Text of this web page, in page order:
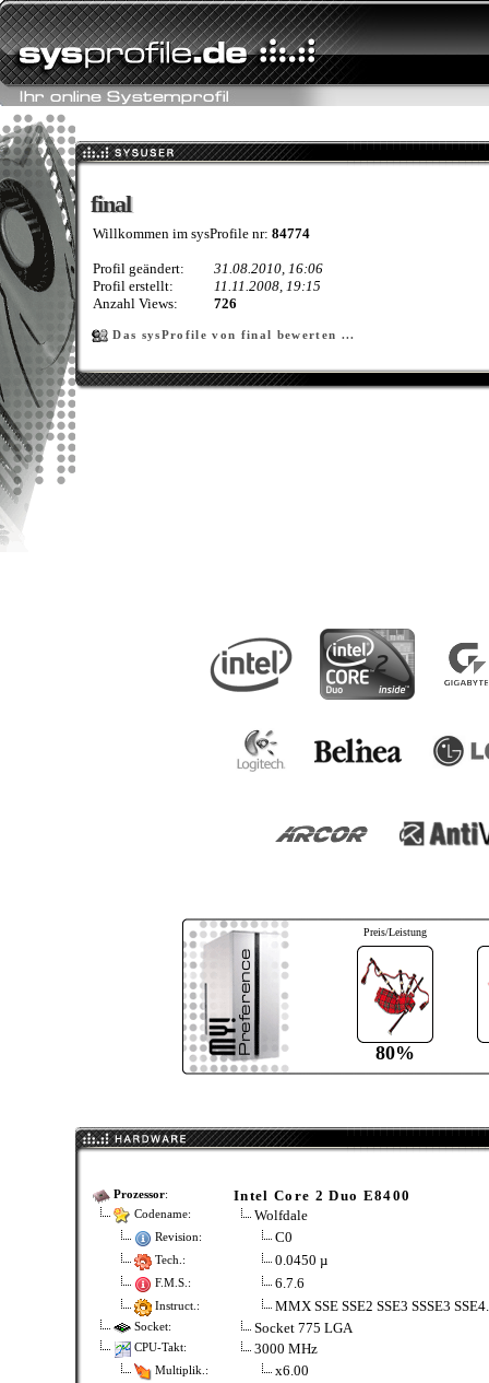
final
final
Willkommen im sysProfile nr: 84774
Profil geändert:
31.08.2010, 16:06
Profil erstellt:
11.11.2008, 19:15
Anzahl Views:
726
Das sysProfile von final bewerten ...
Preis/Leistung
80%
Prozessor: Intel Core 2 Duo E8400
Codename: Wolfdale
Revision: C0
Tech.: 0.0450 µ
F.M.S.: 6.7.6
Instruct.: MMX SSE SSE2 SSE3 SSSE3
Socket: Socket 775 LGA
CPU-Takt: 3000 MHz
Multiplik.: x6.00